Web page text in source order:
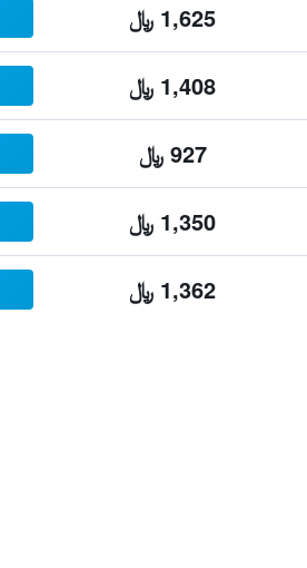
1,625 ﷼
1,408 ﷼
927 ﷼
1,350 ﷼
1,362 ﷼